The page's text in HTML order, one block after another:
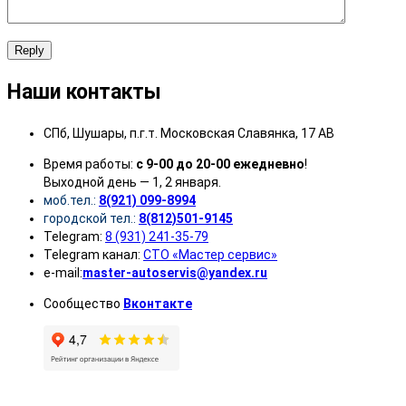
Reply
Наши контакты
СПб, Шушары, п.г.т. Московская Славянка, 17 АВ
Время работы: с 9-00 до 20-00 ежедневно!
Выходной день — 1, 2 января.
моб.тел.: 8(921) 099-8994
городской тел.: 8(812)501-9145
Telegram: 8 (931) 241-35-79
Telegram канал: СТО «Мастер сервис»
e-mail:master-autoservis@yandex.ru
Сообщество Вконтакте